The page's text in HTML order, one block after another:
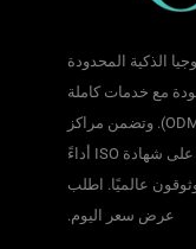
الذكية المحدودة
مع خدمات كاملة
للمنتج الأصلي (OEM) والمنتج المصمم (ODM). وتضمن مراكز
البحث والتطوير المتقدمة والإنتاج الحاصل على شهادة ISO أداءً
عالميًا. اطلب
عرض سعر اليوم.